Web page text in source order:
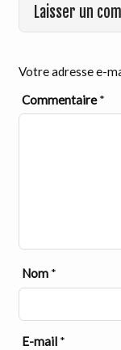
Laisser un
Votre adresse e-
Commentaire*
Nom *
E-mail *